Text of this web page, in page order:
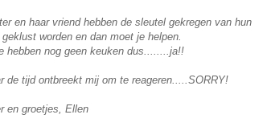
en haar vriend hebben de sleutel gekregen van hun
worden en dan moet je helpen.
hebben nog geen keuken dus........ja!!
de tijd ontbreekt mij om te reageren.....SORRY!
en groetjes, Ellen